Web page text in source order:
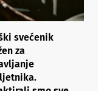
svećenik
za